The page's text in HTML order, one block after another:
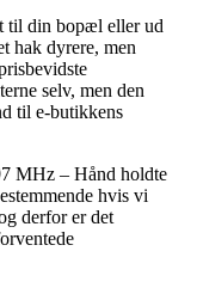
til din bopæl eller ud
hak dyrere, men
selv, men den
til e-butikkens
MHz – Hånd holdte
hvis vi
derfor er det